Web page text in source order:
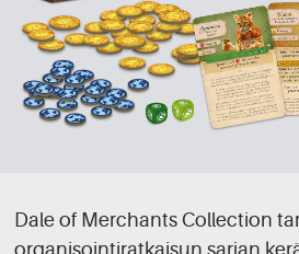
Dale of Merchants Collection